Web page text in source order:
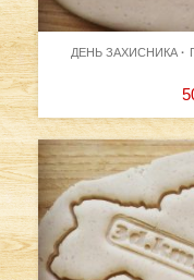
ДЕНЬ ЗАХИСНИКА